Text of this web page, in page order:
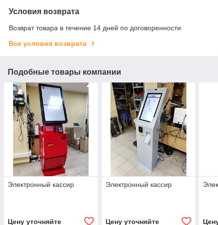
Условия возврата
Возврат товара в течение 14 дней по договоренности
Все условия возврата
Подобные товары компании
Электронный кассир
Цену уточняйте
Электронный кассир
Цену уточняйте